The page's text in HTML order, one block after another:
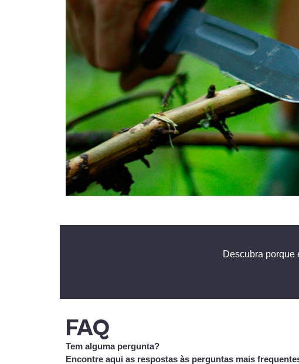
Descubra porque
FAQ
Tem alguma pergunta?
Encontre aqui as respostas às perguntas mais